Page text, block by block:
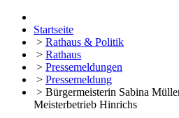
Startseite
> Rathaus & Politik
> Rathaus
> Pressemeldungen
> Pressemeldung
> Bürgermeisterin Sabina
Meisterbetrieb Hinrichs